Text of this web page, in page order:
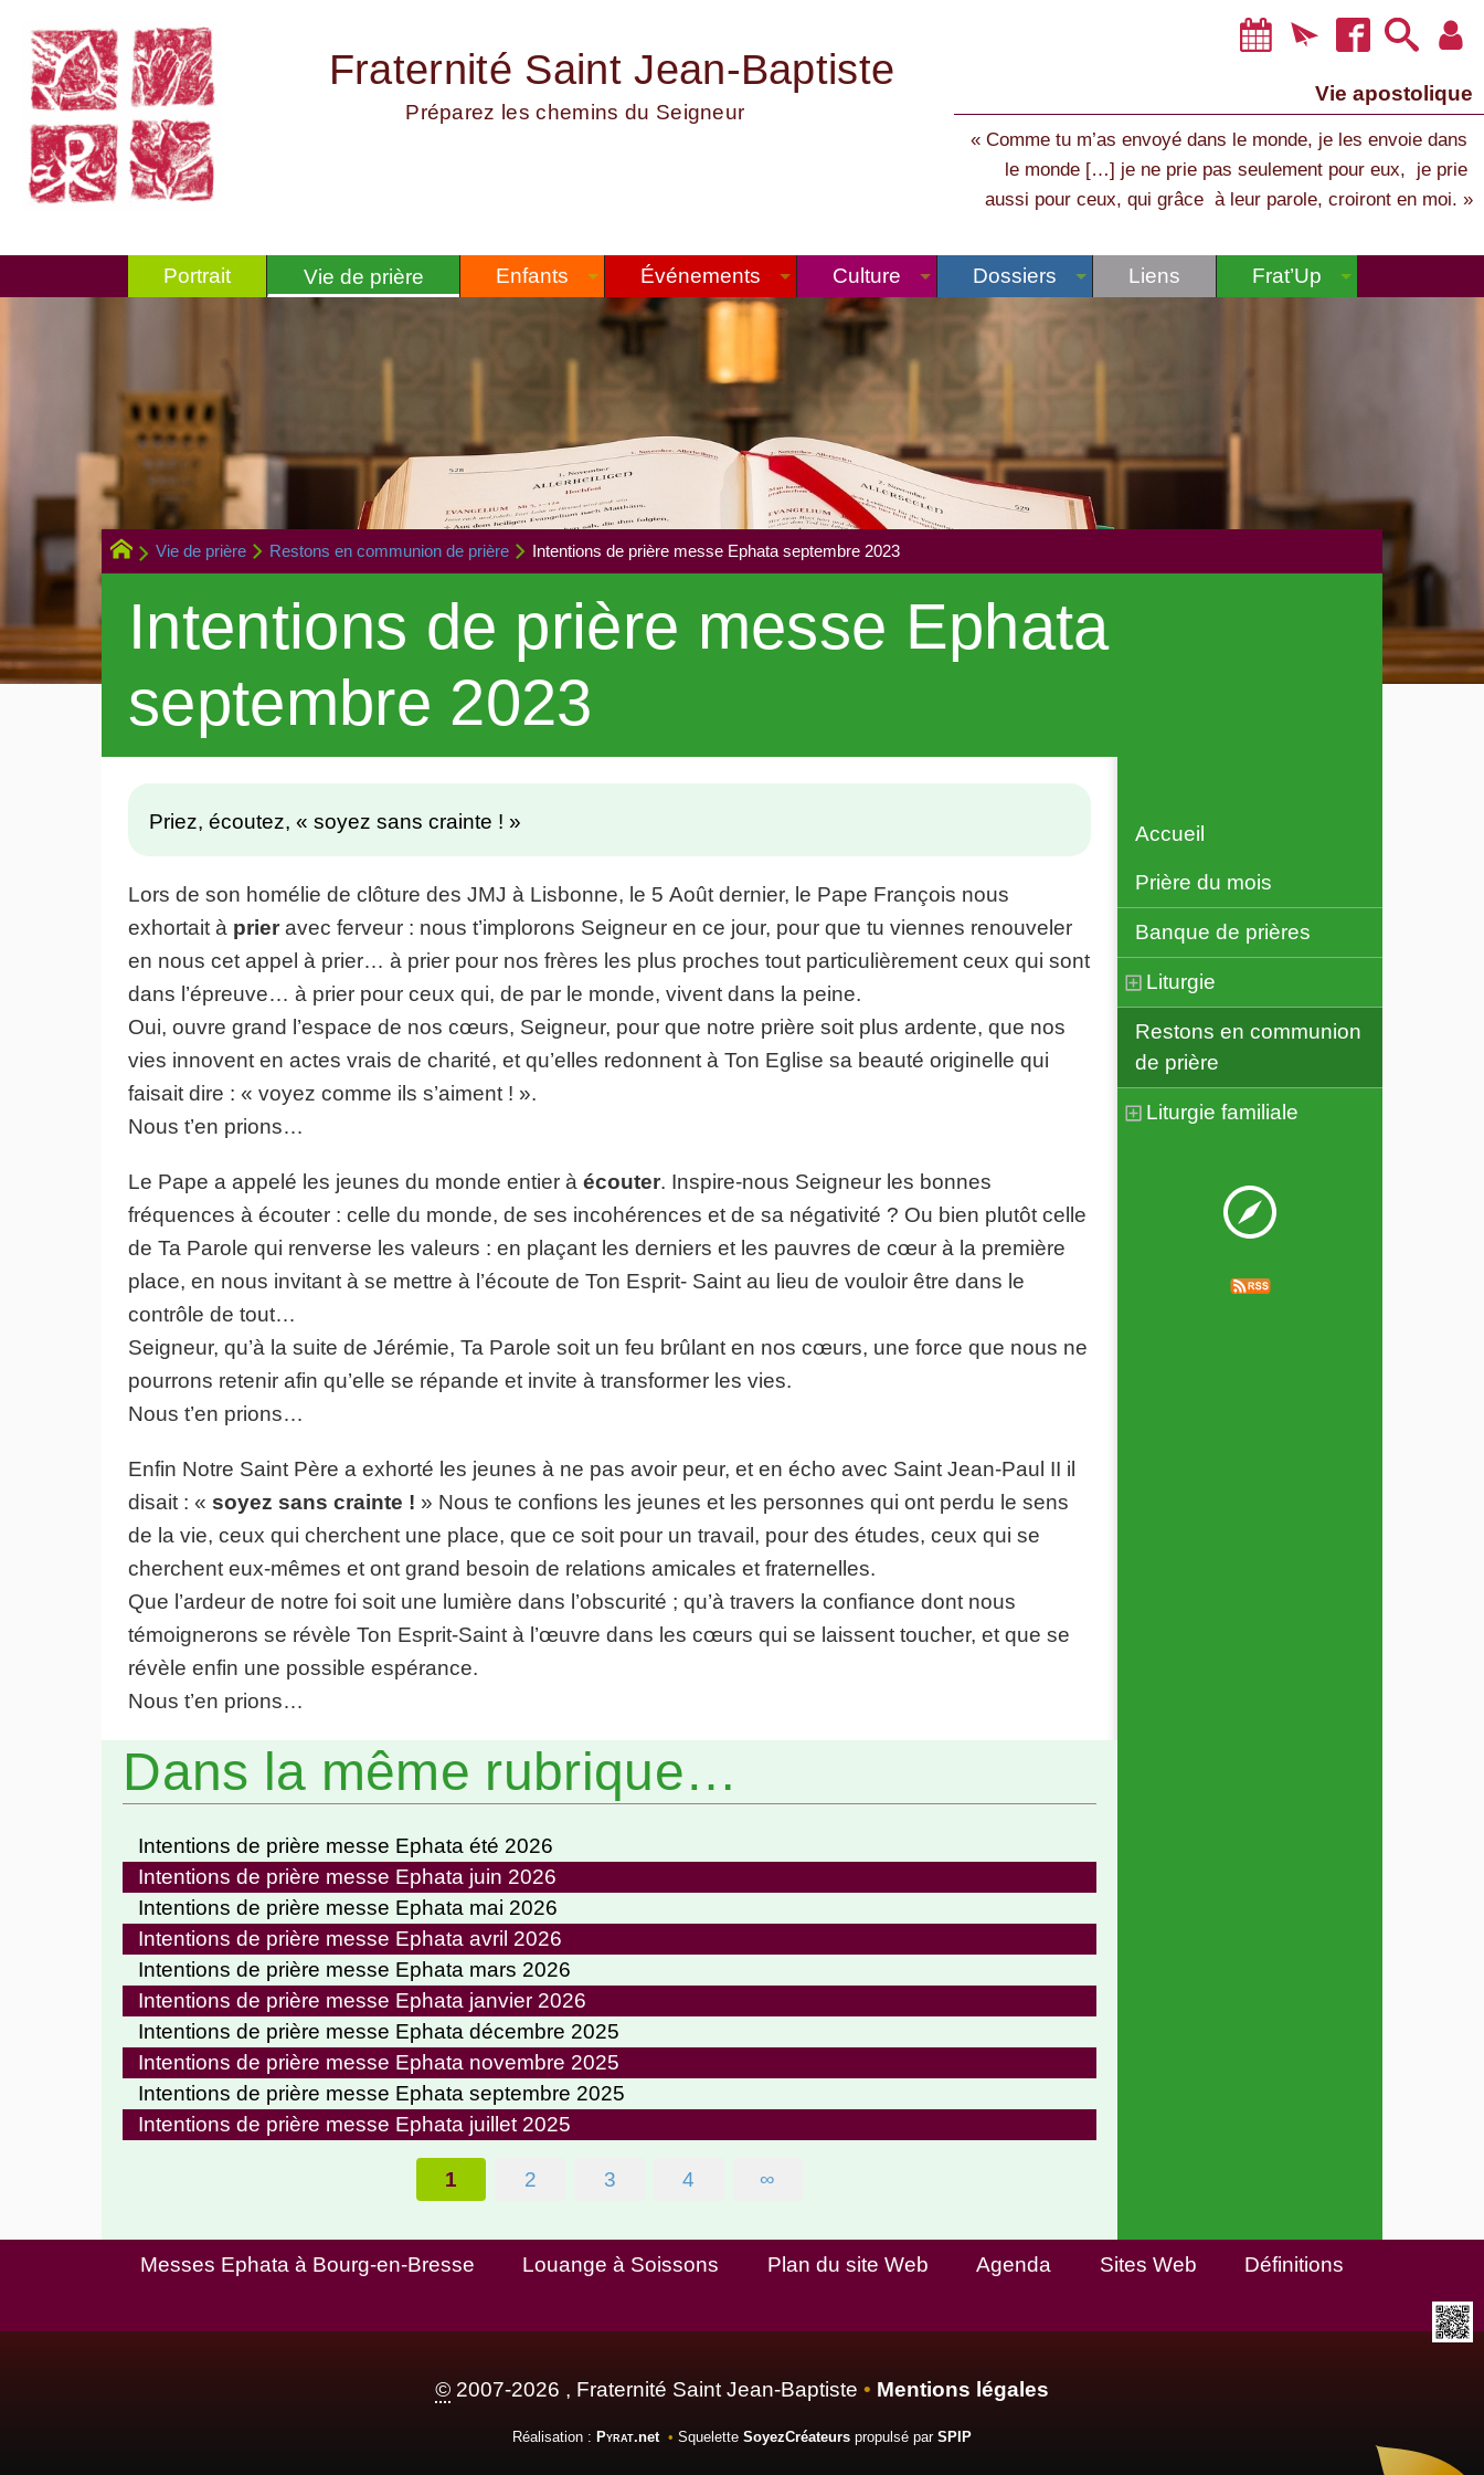
Fraternité Saint Jean-Baptiste
Préparez les chemins du Seigneur
Vie apostolique
« Comme tu m’as envoyé dans le monde, je les envoie dans
le monde […] je ne prie pas seulement pour eux, je prie
aussi pour ceux, qui grâce à leur parole, croiront en moi. »
Portrait Vie de prière Enfants Événements Culture Dossiers Liens Frat’Up
Vie de prière Restons en communion de prière Intentions de prière messe Ephata septembre 2023
Intentions de prière messe Ephata
septembre 2023
Priez, écoutez, « soyez sans crainte ! »
Lors de son homélie de clôture des JMJ à Lisbonne, le 5 Août dernier, le Pape François nous
exhortait à prier avec ferveur : nous t’implorons Seigneur en ce jour, pour que tu viennes renouveler
en nous cet appel à prier… à prier pour nos frères les plus proches tout particulièrement ceux qui sont
dans l’épreuve… à prier pour ceux qui, de par le monde, vivent dans la peine.
Oui, ouvre grand l’espace de nos cœurs, Seigneur, pour que notre prière soit plus ardente, que nos
vies innovent en actes vrais de charité, et qu’elles redonnent à Ton Eglise sa beauté originelle qui
faisait dire : « voyez comme ils s’aiment ! ».
Nous t’en prions…
Le Pape a appelé les jeunes du monde entier à écouter. Inspire-nous Seigneur les bonnes
fréquences à écouter : celle du monde, de ses incohérences et de sa négativité ? Ou bien plutôt celle
de Ta Parole qui renverse les valeurs : en plaçant les derniers et les pauvres de cœur à la première
place, en nous invitant à se mettre à l’écoute de Ton Esprit- Saint au lieu de vouloir être dans le
contrôle de tout…
Seigneur, qu’à la suite de Jérémie, Ta Parole soit un feu brûlant en nos cœurs, une force que nous ne
pourrons retenir afin qu’elle se répande et invite à transformer les vies.
Nous t’en prions…
Enfin Notre Saint Père a exhorté les jeunes à ne pas avoir peur, et en écho avec Saint Jean-Paul II il
disait : « soyez sans crainte ! » Nous te confions les jeunes et les personnes qui ont perdu le sens
de la vie, ceux qui cherchent une place, que ce soit pour un travail, pour des études, ceux qui se
cherchent eux-mêmes et ont grand besoin de relations amicales et fraternelles.
Que l’ardeur de notre foi soit une lumière dans l’obscurité ; qu’à travers la confiance dont nous
témoignerons se révèle Ton Esprit-Saint à l’œuvre dans les cœurs qui se laissent toucher, et que se
révèle enfin une possible espérance.
Nous t’en prions…
Dans la même rubrique…
Intentions de prière messe Ephata été 2026
Intentions de prière messe Ephata juin 2026
Intentions de prière messe Ephata mai 2026
Intentions de prière messe Ephata avril 2026
Intentions de prière messe Ephata mars 2026
Intentions de prière messe Ephata janvier 2026
Intentions de prière messe Ephata décembre 2025
Intentions de prière messe Ephata novembre 2025
Intentions de prière messe Ephata septembre 2025
Intentions de prière messe Ephata juillet 2025
1 2 3 4 ∞
Accueil
Prière du mois
Banque de prières
Liturgie
Restons en communion
de prière
Liturgie familiale
Messes Ephata à Bourg-en-Bresse Louange à Soissons Plan du site Web Agenda Sites Web Définitions
© 2007-2026 , Fraternité Saint Jean-Baptiste • Mentions légales
Réalisation : Pyrat.net • Squelette SoyezCréateurs propulsé par SPIP